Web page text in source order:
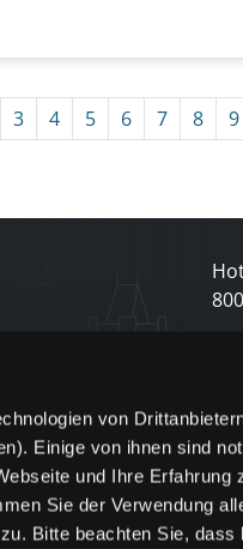
von
Einige von ihnen sind
und Ihre Erfahrung
Sie der Verwendung
Bitte beachten Sie, dass
3 4 5 6 7 8 9
800